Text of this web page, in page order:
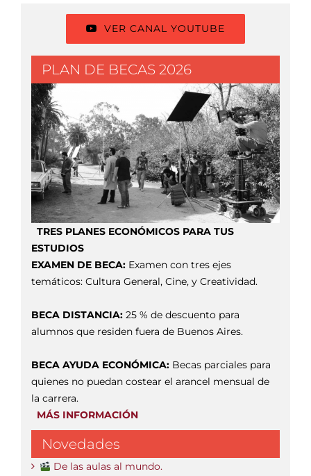
VER CANAL YOUTUBE
PLAN DE BECAS 2026
TRES PLANES ECONÓMICOS PARA TUS
ESTUDIOS
EXAMEN DE BECA: Examen con tres ejes
temáticos: Cultura General, Cine, y Creatividad.
BECA DISTANCIA: 25 % de descuento para
alumnos que residen fuera de Buenos Aires.
BECA AYUDA ECONÓMICA: Becas parciales para
quienes no puedan costear el arancel mensual de
la carrera.
MÁS INFORMACIÓN
Novedades
De las aulas al mundo.